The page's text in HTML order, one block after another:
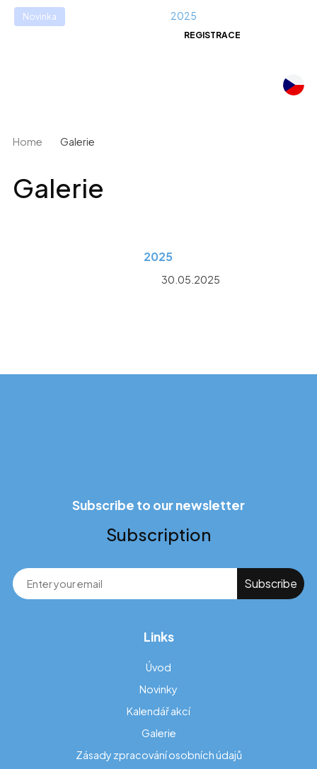
Novinka 2025
REGISTRACE
Home Galerie
Galerie
2025
30.05.2025
Subscribe to our newsletter
Subscription
Links
Úvod
Novinky
Kalendář akcí
Galerie
Zásady zpracování osobních údajů